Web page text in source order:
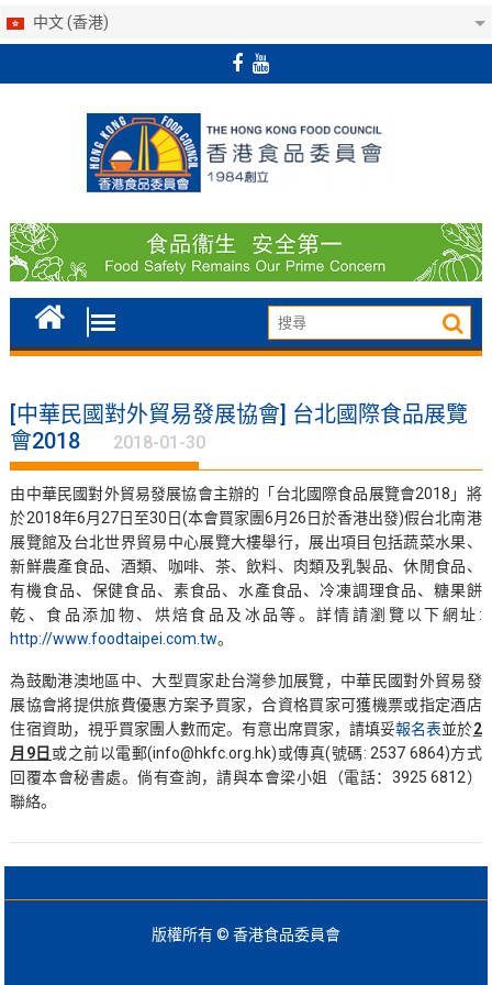
中文 (香港)
[中華民國對外貿易發展協會] 台北國際食品展覽
會2018
2018-01-30
由中華民國對外貿易發展協會主辦的「台北國際食品展覽會2018」將
於2018年6月27日至30日(本會買家團6月26日於香港出發)假台北南港
展覽館及台北世界貿易中心展覽大樓舉行，展出項目包括蔬菜水果、
新鮮農產食品、酒類、咖啡、茶、飲料、肉類及乳製品、休閒食品、
有機食品、保健食品、素食品、水產食品、冷凍調理食品、糖果餅
乾、食品添加物、烘焙食品及冰品等。詳情請瀏覽以下網址:
http://www.foodtaipei.com.tw。
為鼓勵港澳地區中、大型買家赴台灣參加展覽，中華民國對外貿易發
展協會將提供旅費優惠方案予買家，合資格買家可獲機票或指定酒店
住宿資助，視乎買家團人數而定。有意出席買家，請填妥報名表並於2
月9日 或之前以電郵(info@hkfc.org.hk)或傳真(號碼: 2537 6864)方式
回覆本會秘書處。倘有查詢，請與本會梁小姐（電話：3925 6812）
聯絡。
版權所有 © 香港食品委員會